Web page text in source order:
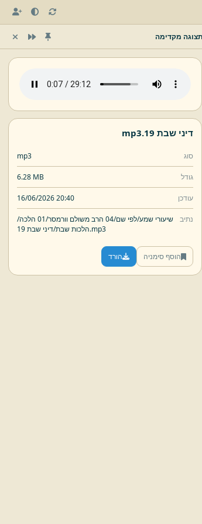
תצוגה מקדימה
דיני שבת 19. mp3
סוג mp3
גודל 6.28 MB
עודכן 16/06/2026 20:40
נתיב שיעורי שמע/לפי שם/04 הרב משולם וורמסר/
01 הלכה/
הלכות שבת/דיני שבת 19.mp3
הוסף סימניה הורד